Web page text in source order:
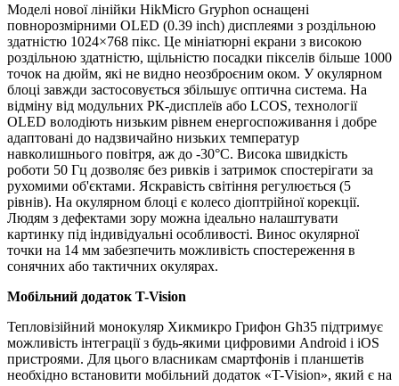
Моделі нової лінійки HikMicro Gryphon оснащені
повнорозмірними OLED (0.39 inch) дисплеями з роздільною
здатністю 1024×768 пікс. Це мініатюрні екрани з високою
роздільною здатністю, щільністю посадки пікселів більше 1000
точок на дюйм, які не видно неозброєним оком. У окулярном
блоці завжди застосовується збільшує оптична система. На
відміну від модульних РК-дисплеїв або LCOS, технології
OLED володіють низьким рівнем енергоспоживання і добре
адаптовані до надзвичайно низьких температур
навколишнього повітря, аж до -30°C. Висока швидкість
роботи 50 Гц дозволяє без ривків і затримок спостерігати за
рухомими об'єктами. Яскравість світіння регулюється (5
рівнів). На окулярном блоці є колесо діоптрійної корекції.
Людям з дефектами зору можна ідеально налаштувати
картинку під індивідуальні особливості. Винос окулярної
точки на 14 мм забезпечить можливість спостереження в
сонячних або тактичних окулярах.
Мобільний додаток T-Vision
Тепловізійний монокуляр Хикмикро Грифон Gh35 підтримує
можливість інтеграції з будь-якими цифровими Android і iOS
пристроями. Для цього власникам смартфонів і планшетів
необхідно встановити мобільний додаток «T-Vision», який є на